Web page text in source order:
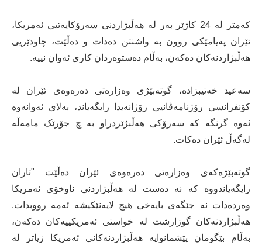
کەمتر لە 24 کاژێر بەر لە هەڵبژاردنی سەرۆکایەتیی ئەمریکا،
ئێران پەیامێکی روون بە واشنتن دەدات و دەڵێت، چاودێریی
هەڵبژاردنەکان دەکەن، بەڵام دەستوەردان کاری ئەوان نییە.
سەعید خەتیبزادە، گوتەبێژی وەزارەتی دەرەوەی ئێران لە
کۆنفرانسی رۆژنامەڤانیی رۆژانەیدا رایگەیاند، بەلای ئەوانەوە
ئەوە گرنگە کە سەرۆکی هەڵبژێردراو بە چ جۆرێک مامەڵە
لەگەڵ ئێران دەکات.
گوتەبێژەکەی وەزارەتی دەرەوەی ئێران دەڵێت "تاران
رایگەیاندووە کە نە دەست لە هەڵبژاردنی ناوخۆی ئەمریکا
وەردەدات نە جێگەی بایەخی هیچ لایەنێکیشە ئەمە رووبدات.
هەڵبژاردنەکان گوزارشت لە خواستی ئەمریکییەکان دەکەن،
بەڵام بێگومان پێشمانوایە هەڵبژاردنەکانی ئەمریکا زیاتر لە